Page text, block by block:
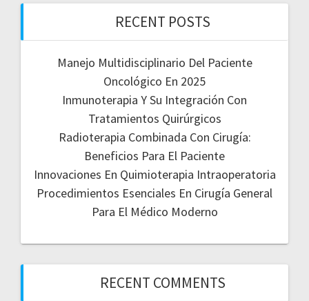
RECENT POSTS
Manejo Multidisciplinario Del Paciente
Oncológico En 2025
Inmunoterapia Y Su Integración Con
Tratamientos Quirúrgicos
Radioterapia Combinada Con Cirugía:
Beneficios Para El Paciente
Innovaciones En Quimioterapia Intraoperatoria
Procedimientos Esenciales En Cirugía General
Para El Médico Moderno
RECENT COMMENTS